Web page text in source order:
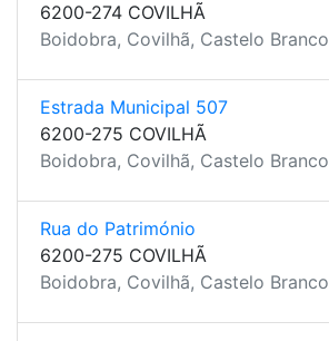
6200-274 COVILHÃ
Boidobra, Covilhã, Castelo Branco
Estrada Municipal 507
6200-275 COVILHÃ
Boidobra, Covilhã, Castelo Branco
Rua do Património
6200-275 COVILHÃ
Boidobra, Covilhã, Castelo Branco